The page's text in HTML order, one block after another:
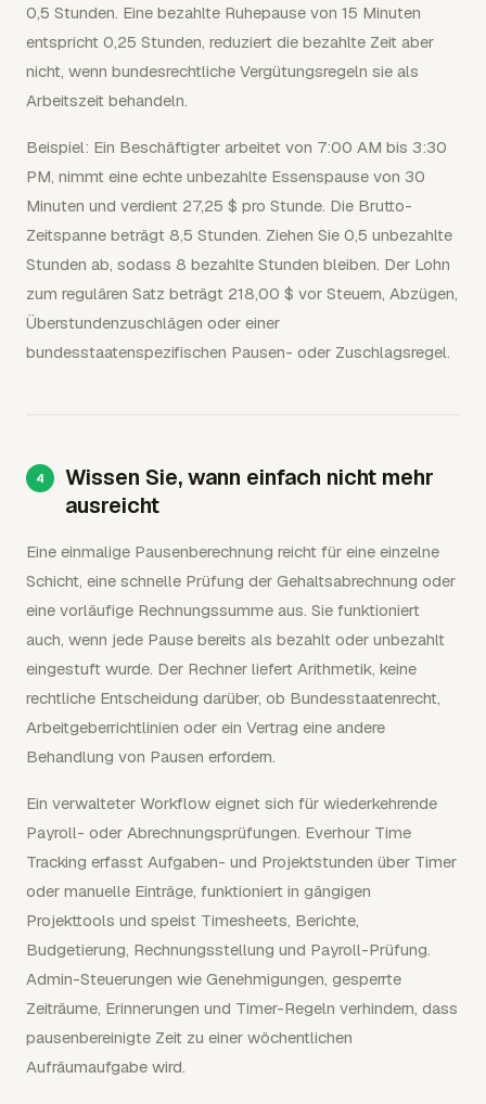
0,5 Stunden. Eine bezahlte Ruhepause von 15 Minuten
entspricht 0,25 Stunden, reduziert die bezahlte Zeit aber
nicht, wenn bundesrechtliche Vergütungsregeln sie als
Arbeitszeit behandeln.
Beispiel: Ein Beschäftigter arbeitet von 7:00 AM bis 3:30
PM, nimmt eine echte unbezahlte Essenspause von 30
Minuten und verdient 27,25 $ pro Stunde. Die Brutto-
Zeitspanne beträgt 8,5 Stunden. Ziehen Sie 0,5 unbezahlte
Stunden ab, sodass 8 bezahlte Stunden bleiben. Der Lohn
zum regulären Satz beträgt 218,00 $ vor Steuern, Abzügen,
Überstundenzuschlägen oder einer
bundesstaatenspezifischen Pausen- oder Zuschlagsregel.
Wissen Sie, wann einfach nicht mehr
ausreicht
Eine einmalige Pausenberechnung reicht für eine einzelne
Schicht, eine schnelle Prüfung der Gehaltsabrechnung oder
eine vorläufige Rechnungssumme aus. Sie funktioniert
auch, wenn jede Pause bereits als bezahlt oder unbezahlt
eingestuft wurde. Der Rechner liefert Arithmetik, keine
rechtliche Entscheidung darüber, ob Bundesstaatenrecht,
Arbeitgeberrichtlinien oder ein Vertrag eine andere
Behandlung von Pausen erfordern.
Ein verwalteter Workflow eignet sich für wiederkehrende
Payroll- oder Abrechnungsprüfungen. Everhour Time
Tracking erfasst Aufgaben- und Projektstunden über Timer
oder manuelle Einträge, funktioniert in gängigen
Projekttools und speist Timesheets, Berichte,
Budgetierung, Rechnungsstellung und Payroll-Prüfung.
Admin-Steuerungen wie Genehmigungen, gesperrte
Zeiträume, Erinnerungen und Timer-Regeln verhindern, dass
pausenbereinigte Zeit zu einer wöchentlichen
Aufräumaufgabe wird.